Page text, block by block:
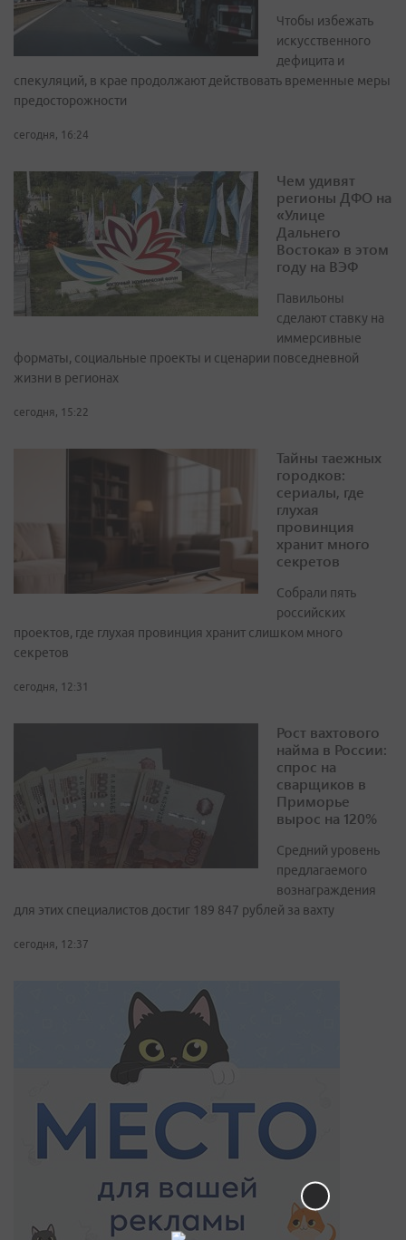
Чтобы избежать
искусственного
дефицита и
спекуляций, в крае продолжают действовать временные меры
предосторожности
сегодня, 16:24
Чем удивят
регионы ДФО на
«Улице
Дальнего
Востока» в этом
году на ВЭФ
Павильоны
сделают ставку на
иммерсивные
форматы, социальные проекты и сценарии повседневной
жизни в регионах
сегодня, 15:22
Тайны таежных
городков:
сериалы, где
глухая
провинция
хранит много
секретов
Собрали пять
российских
проектов, где глухая провинция хранит слишком много
секретов
сегодня, 12:31
Рост вахтового
найма в России:
спрос на
сварщиков в
Приморье
вырос на 120%
Средний уровень
предлагаемого
вознаграждения
для этих специалистов достиг 189 847 рублей за вахту
сегодня, 12:37